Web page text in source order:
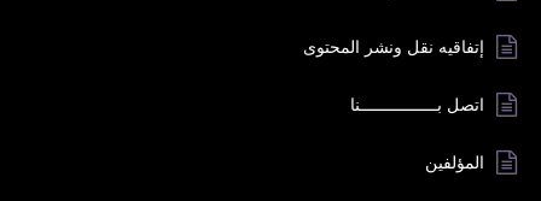
إتفاقيه نقل ونشر المحتوى
اتصل بــــــــــــــــنا
المؤلفين